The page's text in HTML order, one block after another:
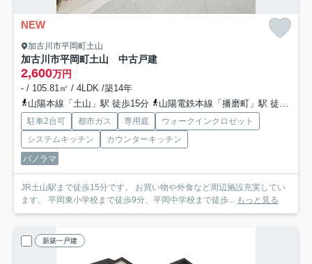
NEW
加古川市平岡町土山
加古川市平岡町土山 中古戸建
2,600万円
- / 105.81㎡ / 4LDK /築14年
山陽本線「土山」駅 徒歩15分
山陽電鉄本線「播磨町」駅 徒歩42分
駐車2台可 都市ガス 専用庭
ウォークインクロゼット
システムキッチン
カウンターキッチン
パノラマ
JR土山駅まで徒歩15分です。 お買い物や外食など周辺施設充実してい
ます。 平岡東小学校まで徒歩9分、平岡中学校まで徒歩... もっと見る
新築一戸建